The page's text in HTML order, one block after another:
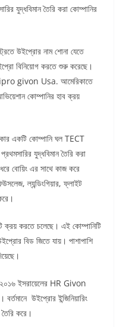
যুদ্ধবিমান তৈরি করা কোম্পানির
উইপ্রোর নাম শোনা যেতে
বিনিয়োগ করতে শুরু করেছে।
givon Usa. আমেরিকাতে
কোম্পানির হাব ক্রয়
একটি কোম্পানি ঘল TECT
যুদ্ধবিমান তৈরি করা
বোয়িং এর সাথে কাজ করে
ল্যন্ডিংগিয়ার, ফ্লাইট
ক্রয় করতে চলেছে। এই কোম্পানিটি
বিড জিতে যায়। পাশাপাশি
ইসরায়েলের HR Givon
উইপ্রোর ইন্জিনিয়ারিং
তৈরি করে।